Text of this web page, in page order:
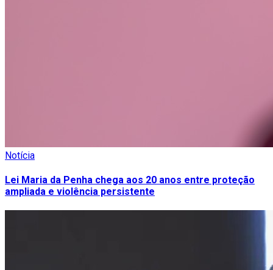
Notícia
Lei Maria da Penha chega aos 20 anos entre proteção
ampliada e violência persistente